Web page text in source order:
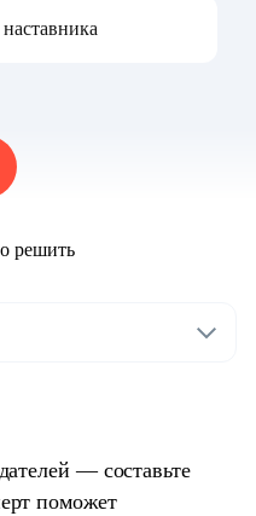
решить
— составьте
поможет